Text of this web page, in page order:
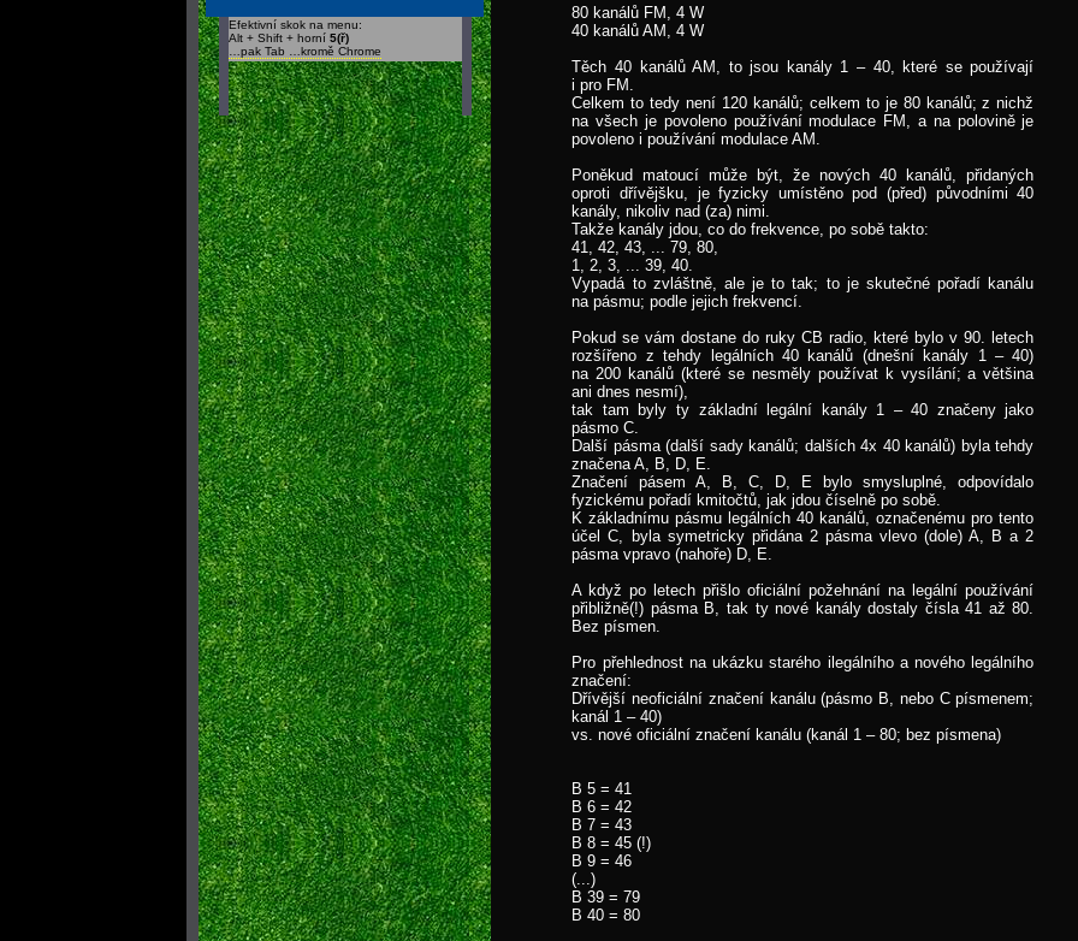
Efektivní skok na menu:
Alt + Shift + horní5(ř)
…pak Tab …kromě Chrome
80 kanálů FM, 4 W
40 kanálů AM, 4 W
Těch 40 kanálů AM, to jsou kanály 1 – 40, které se používají
i pro FM.
Celkem to tedy není 120 kanálů; celkem to je 80 kanálů; z nichž
na všech je povoleno používání modulace FM, a na polovině je
povoleno i používání modulace AM.
Poněkud matoucí může být, že nových 40 kanálů, přidaných
oproti dřívějšku, je fyzicky umístěno pod (před) původními 40
kanály, nikoliv nad (za) nimi.
Takže kanály jdou, co do frekvence, po sobě takto:
41, 42, 43, ... 79, 80,
1, 2, 3, ... 39, 40.
Vypadá to zvláštně, ale je to tak; to je skutečné pořadí kanálu
na pásmu; podle jejich frekvencí.
Pokud se vám dostane do ruky CB radio, které bylo v 90. letech
rozšířeno z tehdy legálních 40 kanálů (dnešní kanály 1 – 40)
na 200 kanálů (které se nesměly používat k vysílání; a většina
ani dnes nesmí),
tak tam byly ty základní legální kanály 1 – 40 značeny jako
pásmo C.
Další pásma (další sady kanálů; dalších 4x 40 kanálů) byla tehdy
značena A, B, D, E.
Značení pásem A, B, C, D, E bylo smysluplné, odpovídalo
fyzickému pořadí kmitočtů, jak jdou číselně po sobě.
K základnímu pásmu legálních 40 kanálů, označenému pro tento
účel C, byla symetricky přidána 2 pásma vlevo (dole) A, B a 2
pásma vpravo (nahoře) D, E.
A když po letech přišlo oficiální požehnání na legální používání
přibližně(!) pásma B, tak ty nové kanály dostaly čísla 41 až 80.
Bez písmen.
Pro přehlednost na ukázku starého ilegálního a nového legálního
značení:
Dřívější neoficiální značení kanálu (pásmo B, nebo C písmenem;
kanál 1 – 40)
vs. nové oficiální značení kanálu (kanál 1 – 80; bez písmena)
B 5 = 41
B 6 = 42
B 7 = 43
B 8 = 45 (!)
B 9 = 46
(...)
B 39 = 79
B 40 = 80